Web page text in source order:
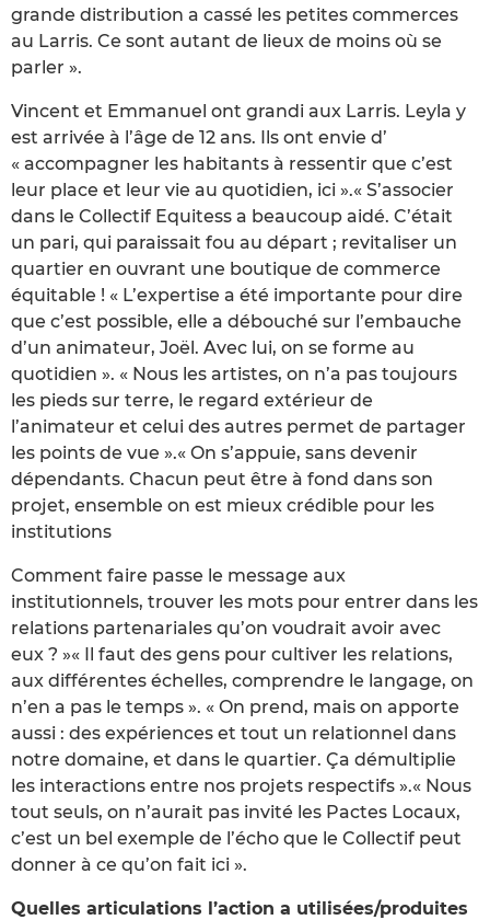
grande distribution a cassé les petites commerces
au Larris. Ce sont autant de lieux de moins où se
parler ».
Vincent et Emmanuel ont grandi aux Larris. Leyla y
est arrivée à l’âge de 12 ans. Ils ont envie d’
« accompagner les habitants à ressentir que c’est
leur place et leur vie au quotidien, ici ».« S’associer
dans le Collectif Equitess a beaucoup aidé. C’était
un pari, qui paraissait fou au départ ; revitaliser un
quartier en ouvrant une boutique de commerce
équitable ! « L’expertise a été importante pour dire
que c’est possible, elle a débouché sur l’embauche
d’un animateur, Joël. Avec lui, on se forme au
quotidien ». « Nous les artistes, on n’a pas toujours
les pieds sur terre, le regard extérieur de
l’animateur et celui des autres permet de partager
les points de vue ».« On s’appuie, sans devenir
dépendants. Chacun peut être à fond dans son
projet, ensemble on est mieux crédible pour les
institutions
Comment faire passe le message aux
institutionnels, trouver les mots pour entrer dans les
relations partenariales qu’on voudrait avoir avec
eux ? »« Il faut des gens pour cultiver les relations,
aux différentes échelles, comprendre le langage, on
n’en a pas le temps ». « On prend, mais on apporte
aussi : des expériences et tout un relationnel dans
notre domaine, et dans le quartier. Ça démultiplie
les interactions entre nos projets respectifs ».« Nous
tout seuls, on n’aurait pas invité les Pactes Locaux,
c’est un bel exemple de l’écho que le Collectif peut
donner à ce qu’on fait ici ».
Quelles articulations l’action a utilisées/produites